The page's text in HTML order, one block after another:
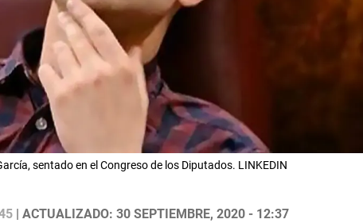
sentado en el Congreso de los Diputados. LINKEDIN
| ACTUALIZADO: 30 SEPTIEMBRE, 2020 - 12:37